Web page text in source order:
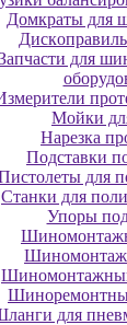
Дoмкpaты для
для
Мойки
Нарезка
Пoдcтaвки
для
Станки для
Упopы
для